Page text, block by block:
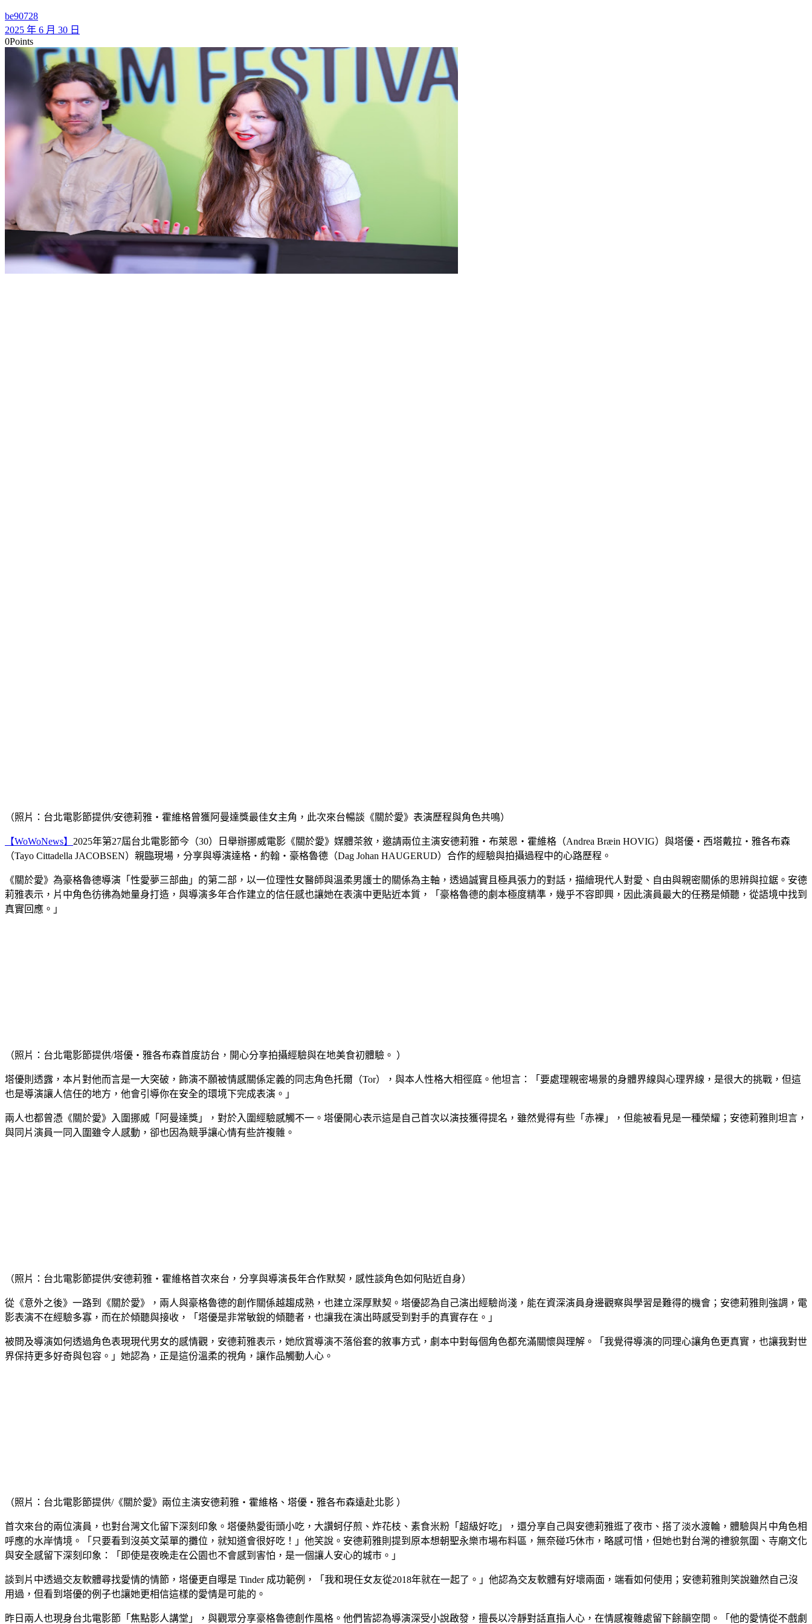
be90728
2025 年 6 月 30 日
0Points
（照片：台北電影節提供/安德莉雅・霍維格曾獲阿曼達獎最佳女主角，此次來台暢談《關於愛》表演歷程與角色共鳴）
【WoWoNews】 2025年第27屆台北電影節今（30）日舉辦挪威電影《關於愛》媒體茶敘，邀請兩位主演安德莉雅・布萊恩・霍維格（Andrea Bræin HOVIG）與塔優・西塔戴拉・雅各布森
（Tayo Cittadella JACOBSEN）親臨現場，分享與導演達格・約翰・豪格魯德（Dag Johan HAUGERUD）合作的經驗與拍攝過程中的心路歷程。
《關於愛》為豪格魯德導演「性愛夢三部曲」的第二部，以一位理性女醫師與溫柔男護士的關係為主軸，透過誠實且極具張力的對話，描繪現代人對愛、自由與親密關係的思辨與拉鋸。安德
莉雅表示，片中角色彷彿為她量身打造，與導演多年合作建立的信任感也讓她在表演中更貼近本質，「豪格魯德的劇本極度精準，幾乎不容即興，因此演員最大的任務是傾聽，從語境中找到
真實回應。」
（照片：台北電影節提供/塔優・雅各布森首度訪台，開心分享拍攝經驗與在地美食初體驗。 ）
塔優則透露，本片對他而言是一大突破，飾演不願被情感關係定義的同志角色托爾（Tor），與本人性格大相徑庭。他坦言：「要處理親密場景的身體界線與心理界線，是很大的挑戰，但這
也是導演讓人信任的地方，他會引導你在安全的環境下完成表演。」
兩人也都曾憑《關於愛》入圍挪威「阿曼達獎」，對於入圍經驗感觸不一。塔優開心表示這是自己首次以演技獲得提名，雖然覺得有些「赤裸」，但能被看見是一種榮耀；安德莉雅則坦言，
與同片演員一同入圍雖令人感動，卻也因為競爭讓心情有些許複雜。
（照片：台北電影節提供/安德莉雅・霍維格首次來台，分享與導演長年合作默契，感性談角色如何貼近自身）
從《意外之後》一路到《關於愛》，兩人與豪格魯德的創作關係越趨成熟，也建立深厚默契。塔優認為自己演出經驗尚淺，能在資深演員身邊觀察與學習是難得的機會；安德莉雅則強調，電
影表演不在經驗多寡，而在於傾聽與接收，「塔優是非常敏銳的傾聽者，也讓我在演出時感受到對手的真實存在。」
被問及導演如何透過角色表現現代男女的感情觀，安德莉雅表示，她欣賞導演不落俗套的敘事方式，劇本中對每個角色都充滿關懷與理解。「我覺得導演的同理心讓角色更真實，也讓我對世
界保持更多好奇與包容。」她認為，正是這份溫柔的視角，讓作品觸動人心。
（照片：台北電影節提供/《關於愛》兩位主演安德莉雅・霍維格、塔優・雅各布森遠赴北影 ）
首次來台的兩位演員，也對台灣文化留下深刻印象。塔優熱愛街頭小吃，大讚蚵仔煎、炸花枝、素食米粉「超級好吃」，還分享自己與安德莉雅逛了夜市、搭了淡水渡輪，體驗與片中角色相
呼應的水岸情境。「只要看到沒英文菜單的攤位，就知道會很好吃！」他笑說。安德莉雅則提到原本想朝聖永樂市場布料區，無奈碰巧休市，略感可惜，但她也對台灣的禮貌氛圍、寺廟文化
與安全感留下深刻印象：「即使是夜晚走在公園也不會感到害怕，是一個讓人安心的城市。」
談到片中透過交友軟體尋找愛情的情節，塔優更自曝是 Tinder 成功範例，「我和現任女友從2018年就在一起了。」他認為交友軟體有好壞兩面，端看如何使用；安德莉雅則笑說雖然自己沒
用過，但看到塔優的例子也讓她更相信這樣的愛情是可能的。
昨日兩人也現身台北電影節「焦點影人講堂」，與觀眾分享豪格魯德創作風格。他們皆認為導演深受小說啟發，擅長以冷靜對話直指人心，在情感複雜處留下餘韻空間。「他的愛情從不戲劇